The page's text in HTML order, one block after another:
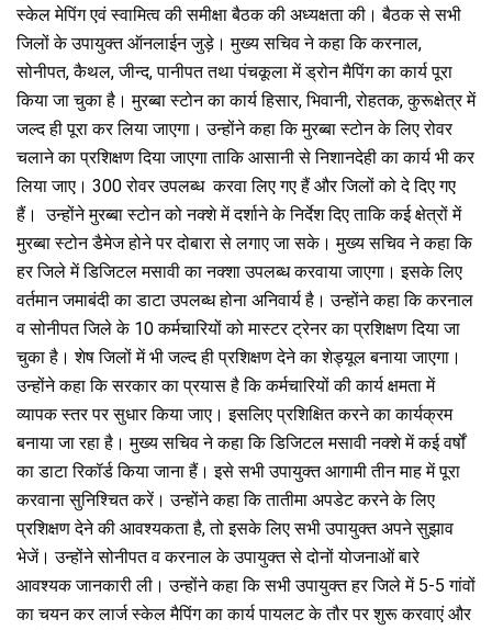
स्केल मेपिंग एवं स्वामित्व की समीक्षा बैठक की अध्यक्षता की। बैठक से सभी
जिलों के उपायुक्त ऑनलाईन जुड़े। मुख्य सचिव ने कहा कि करनाल,
सोनीपत, कैथल, जीन्द, पानीपत तथा पंचकूला में ड्रोन मैपिंग का कार्य पूरा
किया जा चुका है। मुरब्बा स्टोन का कार्य हिसार, भिवानी, रोहतक, कुरूक्षेत्र में
जल्द ही पूरा कर लिया जाएगा। उन्होंने कहा कि मुरब्बा स्टोन के लिए रोवर
चलाने का प्रशिक्षण दिया जाएगा ताकि आसानी से निशानदेही का कार्य भी कर
लिया जाए। 300 रोवर उपलब्ध करवा लिए गए हैं और जिलों को दे दिए गए
हैं। उन्होंने मुरब्बा स्टोन को नक्शे में दर्शाने के निर्देश दिए ताकि कई क्षेत्रों में
मुरब्बा स्टोन डैमेज होने पर दोबारा से लगाए जा सके। मुख्य सचिव ने कहा कि
हर जिले में डिजिटल मसावी का नक्शा उपलब्ध करवाया जाएगा। इसके लिए
वर्तमान जमाबंदी का डाटा उपलब्ध होना अनिवार्य है। उन्होंने कहा कि करनाल
व सोनीपत जिले के 10 कर्मचारियों को मास्टर ट्रेनर का प्रशिक्षण दिया जा
चुका है। शेष जिलों में भी जल्द ही प्रशिक्षण देने का शेड्यूल बनाया जाएगा।
उन्होंने कहा कि सरकार का प्रयास है कि कर्मचारियों की कार्य क्षमता में
व्यापक स्तर पर सुधार किया जाए। इसलिए प्रशिक्षित करने का कार्यक्रम
बनाया जा रहा है। मुख्य सचिव ने कहा कि डिजिटल मसावी नक्शे में कई वर्षों
का डाटा रिकॉर्ड किया जाना हैं। इसे सभी उपायुक्त आगामी तीन माह में पूरा
करवाना सुनिश्चित करें। उन्होंने कहा कि तातीमा अपडेट करने के लिए
प्रशिक्षण देने की आवश्यकता है, तो इसके लिए सभी उपायुक्त अपने सुझाव
भेजें। उन्होंने सोनीपत व करनाल के उपायुक्त से दोनों योजनाओं बारे
आवश्यक जानकारी ली। उन्होंने कहा कि सभी उपायुक्त हर जिले में 5-5 गांवों
का चयन कर लार्ज स्केल मैपिंग का कार्य पायलट के तौर पर शुरू करवाएं और